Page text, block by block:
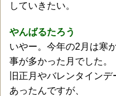
していきたい。
やんばるたろう
いやー。今年の2月は寒
事が多かった月でした。
旧正月やバレンタイン
あったんですが、